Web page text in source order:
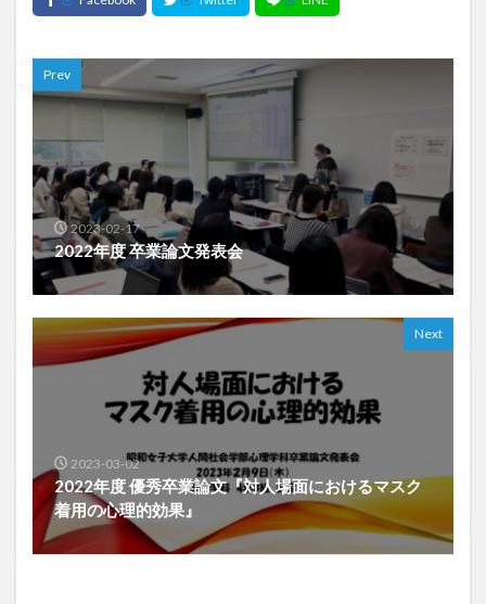
Prev
2023-02-17
2022年度 卒業論文発表会
Next
2023-03-02
2022年度 優秀卒業論文『対人場面におけるマスク
着用の心理的効果』